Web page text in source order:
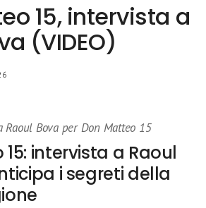
15, intervista a
(VIDEO)
Raoul Bova per Don Matteo 15
intervista a Raoul
i segreti della